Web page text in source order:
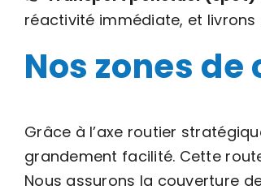
réactivité immédiate, et
Nos zones
Grâce à l’axe routier
grandement facilité. Cette
Nous assurons la couverture